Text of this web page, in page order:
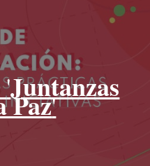
'Juntanzas
Paz'